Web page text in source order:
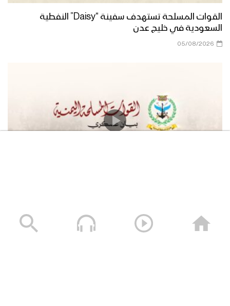
القوات المسلحة تستهدف سفينة “Daisy” النفطية
السعودية في خليج عدن
05/08/2026
العودة